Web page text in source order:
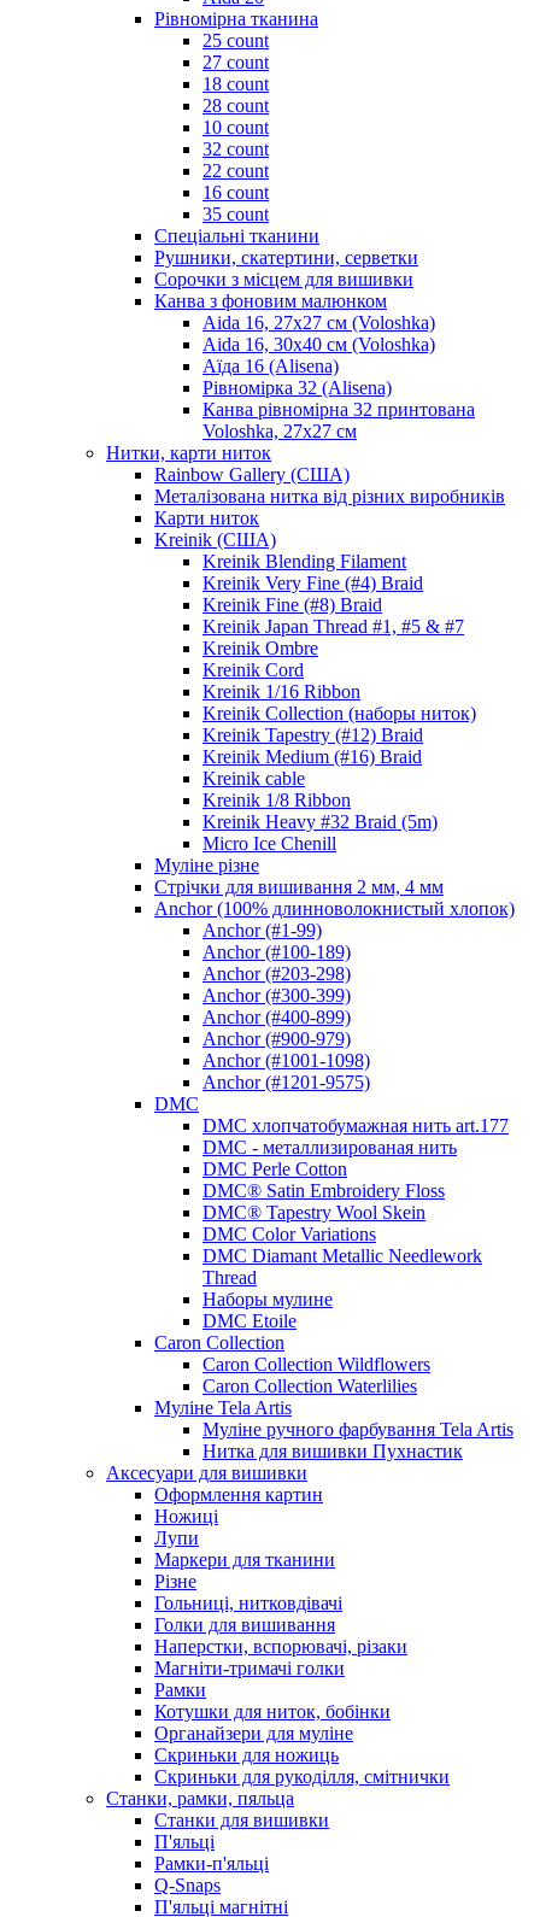
Рівномірна тканина
25 count
27 count
18 count
28 count
10 count
32 count
22 count
16 count
35 count
Спеціальні тканини
Рушники, скатертини, серветки
Сорочки з місцем для вишивки
Канва з фоновим малюнком
Aida 16, 27х27 см (Voloshka)
Aida 16, 30х40 см (Voloshka)
Аїда 16 (Alisena)
Рівномірка 32 (Alisena)
Канва рівномірна 32 принтована
Voloshka, 27х27 см
Нитки, карти ниток
Rainbow Gallery (США)
Металізована нитка від різних виробників
Карти ниток
Kreinik (США)
Kreinik Blending Filament
Kreinik Very Fine (#4) Braid
Kreinik Fine (#8) Braid
Kreinik Japan Thread #1, #5 & #7
Kreinik Ombre
Kreinik Cord
Kreinik 1/16 Ribbon
Kreinik Collection (наборы ниток)
Kreinik Tapestry (#12) Braid
Kreinik Medium (#16) Braid
Kreinik cable
Kreinik 1/8 Ribbon
Kreinik Heavy #32 Braid (5m)
Micro Ice Chenill
Муліне різне
Стрічки для вишивання 2 мм, 4 мм
Anchor (100% длинноволокнистый хлопок)
Anchor (#1-99)
Anchor (#100-189)
Anchor (#203-298)
Anchor (#300-399)
Anchor (#400-899)
Anchor (#900-979)
Anchor (#1001-1098)
Anchor (#1201-9575)
DMC
DMC хлопчатобумажная нить art.177
DMC - металлизированая нить
DMC Perle Cotton
DMC® Satin Embroidery Floss
DMC® Tapestry Wool Skein
DMC Color Variations
DMC Diamant Metallic Needlework
Thread
Наборы мулине
DMC Etoile
Caron Collection
Caron Collection Wildflowers
Caron Collection Waterlilies
Муліне Tela Artis
Муліне ручного фарбування Tela Artis
Нитка для вишивки Пухнастик
Аксесуари для вишивки
Оформлення картин
Ножиці
Лупи
Маркери для тканини
Різне
Гольниці, нитковдівачі
Голки для вишивання
Наперстки, вспорювачі, різаки
Магніти-тримачі голки
Рамки
Котушки для ниток, бобінки
Органайзери для муліне
Скриньки для ножиць
Скриньки для рукоділля, смітнички
Станки, рамки, пяльца
Станки для вишивки
П'яльці
Рамки-п'яльці
Q-Snaps
П'яльці магнітні